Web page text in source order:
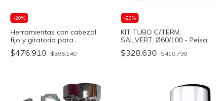
-20%
Herramientas con cabezal
fijo y giratorio para
casquillos Ø16-32 - OFITT
$476.910 $596.140
-20%
KIT TUBO C/TERM.
SAL.VERT. Ø60/100 - Peisa
$328.630 $410.790